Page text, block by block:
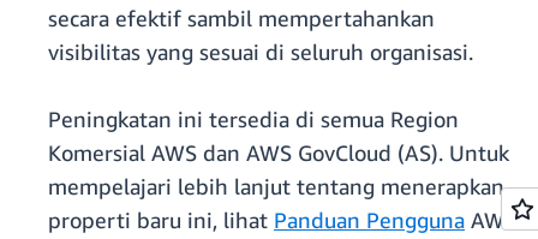
secara efektif sambil mempertahankan
visibilitas yang sesuai di seluruh organisasi.
Peningkatan ini tersedia di semua Region
Komersial AWS dan AWS GovCloud (AS). Untuk
mempelajari lebih lanjut tentang menerapkan
properti baru ini, lihat Panduan Pengguna AWS